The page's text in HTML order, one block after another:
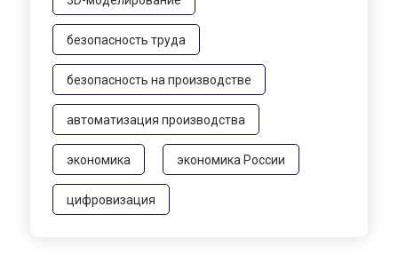
безопасность труда
безопасность на производстве
автоматизация производства
экономика экономика России
цифровизация